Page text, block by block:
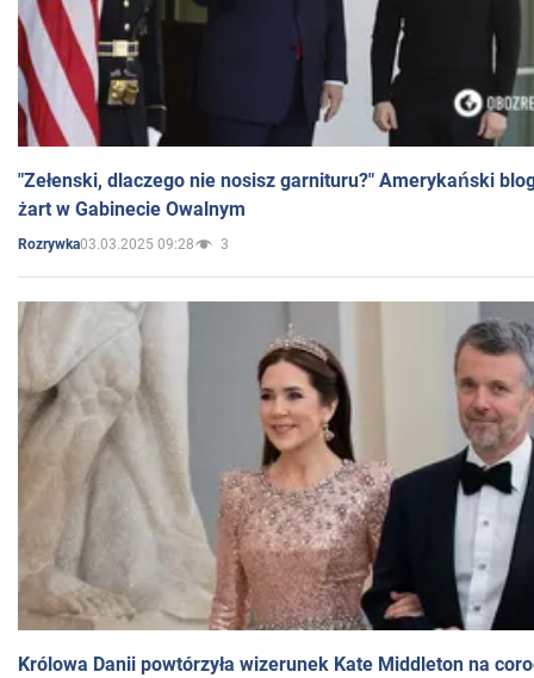
"Zełenski, dlaczego nie nosisz garnituru?" Amerykański
żart w Gabinecie Owalnym
Rozrywka03.03.2025 09:28 3
Królowa Danii powtórzyła wizerunek Kate Middleton na